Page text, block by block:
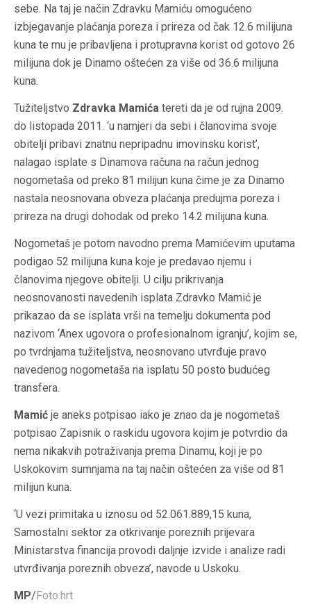
sebe. Na taj je način Zdravku Mamiću omogućeno
izbjegavanje plaćanja poreza i prireza od čak 12.6 milijuna
kuna te mu je pribavljena i protupravna korist od gotovo 26
milijuna dok je Dinamo oštećen za više od 36.6 milijuna
kuna.
Tužiteljstvo Zdravka Mamića tereti da je od rujna 2009.
do listopada 2011. ‘u namjeri da sebi i članovima svoje
obitelji pribavi znatnu nepripadnu imovinsku korist’,
nalagao isplate s Dinamova računa na račun jednog
nogometaša od preko 81 milijun kuna čime je za Dinamo
nastala neosnovana obveza plaćanja predujma poreza i
prireza na drugi dohodak od preko 14.2 milijuna kuna.
Nogometaš je potom navodno prema Mamićevim uputama
podigao 52 milijuna kuna koje je predavao njemu i
članovima njegove obitelji. U cilju prikrivanja
neosnovanosti navedenih isplata Zdravko Mamić je
prikazao da se isplata vrši na temelju dokumenta pod
nazivom ‘Anex ugovora o profesionalnom igranju’, kojim se,
po tvrdnjama tužiteljstva, neosnovano utvrđuje pravo
navedenog nogometaša na isplatu 50 posto budućeg
transfera.
Mamić je aneks potpisao iako je znao da je nogometaš
potpisao Zapisnik o raskidu ugovora kojim je potvrdio da
nema nikakvih potraživanja prema Dinamu, koji je po
Uskokovim sumnjama na taj način oštećen za više od 81
milijun kuna.
‘U vezi primitaka u iznosu od 52.061.889,15 kuna,
Samostalni sektor za otkrivanje poreznih prijevara
Ministarstva financija provodi daljnje izvide i analize radi
utvrđivanja poreznih obveza’, navode u Uskoku.
MP/ Foto:hrt